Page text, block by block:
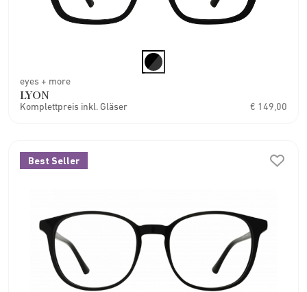
eyes + more
LYON
Komplettpreis inkl. Gläser € 149,00
Best Seller